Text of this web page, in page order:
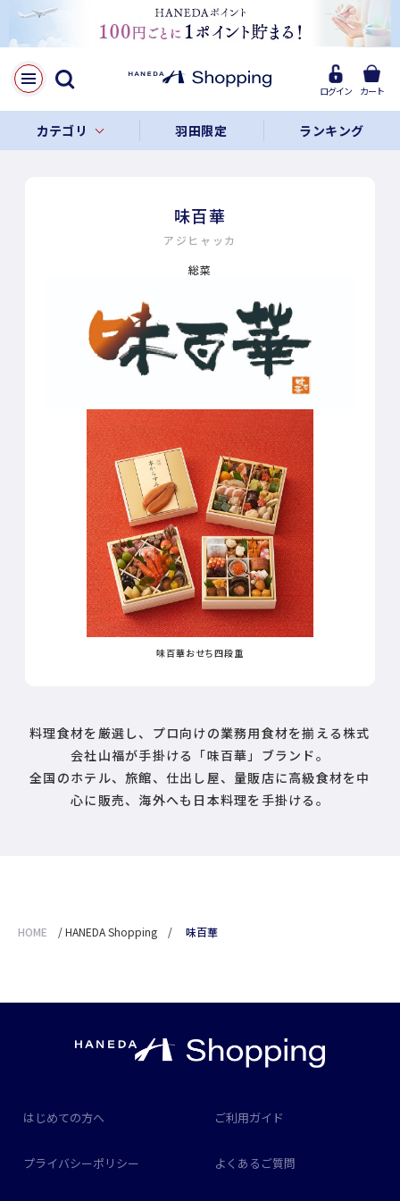
ログイン カート
カテゴリ 羽田限定 ランキング
味百華おせち四段重
味百華
アジヒャッカ
総菜
料理食材を厳選し、プロ向けの業務用食材を揃える株式
会社山福が手掛ける「味百華」ブランド。
全国のホテル、旅館、仕出し屋、量販店に高級食材を中
心に販売、海外へも日本料理を手掛ける。
HOME /HANEDA Shopping / 味百華
はじめての方へ ご利用ガイド
プライバシーポリシー よくあるご質問